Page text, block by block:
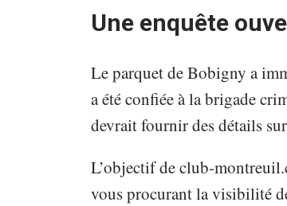
Une enquête
Le parquet de Bobigny a
a été confiée à la brigade
devrait fournir des détails sur
L’objectif de club-
vous procurant la visibilité